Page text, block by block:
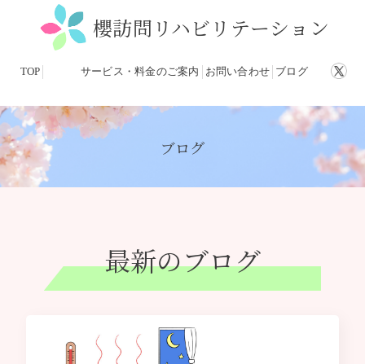
櫻訪問リハビリテーション
TOP サービス・料金のご案内 お問い合わせ ブログ
ブログ
最新のブログ